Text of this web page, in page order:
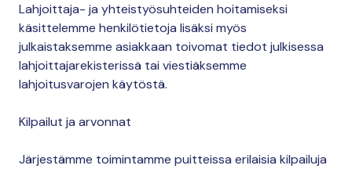
Lahjoittaja- ja yhteistyösuhteiden hoitamiseksi
käsittelemme henkilötietoja lisäksi myös
julkaistaksemme asiakkaan toivomat tiedot julkisessa
lahjoittajarekisterissä tai viestiäksemme
lahjoitusvarojen käytöstä.
Kilpailut ja arvonnat
Järjestämme toimintamme puitteissa erilaisia kilpailuja